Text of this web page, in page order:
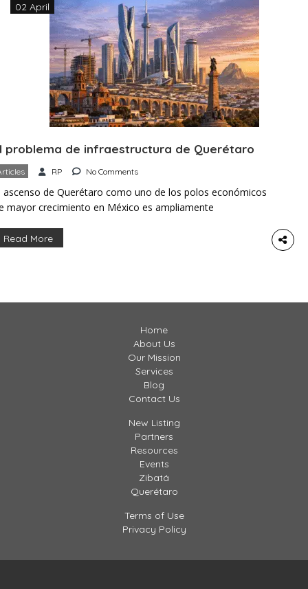
02 April
problema de infraestructura de Querétaro
RP No Comments
ascenso de Querétaro como uno de los polos económicos
mayor crecimiento en México es ampliamente
una presión inédita sobre la infraestructura local.
Read More
Home
About Us
Our Mission
Services
Blog
Contact Us
New Listing
Partners
Resources
Events
Zibatá
Querétaro
Terms of Use
Privacy Policy